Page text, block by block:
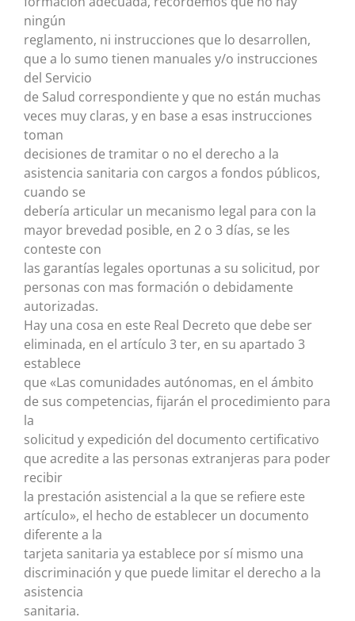
ningún
reglamento, ni instrucciones que lo desarrollen,
que a lo sumo tienen manuales y/o instrucciones
del Servicio
de Salud correspondiente y que no están muchas
veces muy claras, y en base a esas instrucciones
toman
decisiones de tramitar o no el derecho a la
asistencia sanitaria con cargos a fondos públicos,
cuando se
debería articular un mecanismo legal para con la
mayor brevedad posible, en 2 o 3 días, se les
conteste con
las garantías legales oportunas a su solicitud, por
personas con mas formación o debidamente
autorizadas.
Hay una cosa en este Real Decreto que debe ser
eliminada, en el artículo 3 ter, en su apartado 3
establece
que «Las comunidades autónomas, en el ámbito
de sus competencias, fijarán el procedimiento para
la
solicitud y expedición del documento certificativo
que acredite a las personas extranjeras para poder
recibir
la prestación asistencial a la que se refiere este
artículo», el hecho de establecer un documento
diferente a la
tarjeta sanitaria ya establece por sí mismo una
discriminación y que puede limitar el derecho a la
asistencia
sanitaria.